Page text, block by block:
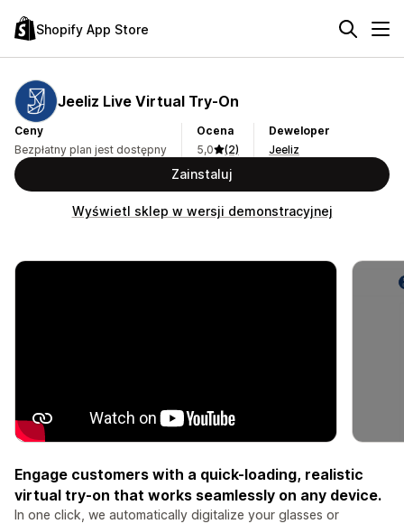
Shopify App Store
Jeeliz Live Virtual Try‑On
Ceny
Bezpłatny plan jest dostępny
Ocena
5,0
(2)
Deweloper
Jeeliz
Zainstaluj
Wyświetl sklep w wersji demonstracyjnej
Engage customers with a quick-loading, realistic
virtual try-on that works seamlessly on any device.
In one click, we automatically digitalize your glasses or